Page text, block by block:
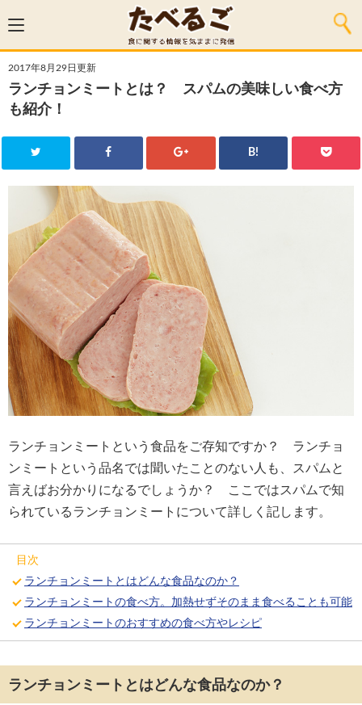
2017年8月29日更新
ランチョンミートとは？ スパムの美味しい食べ方
も紹介！
B!
ランチョンミートという食品をご存知ですか？ ランチョ
ンミートという品名では聞いたことのない人も、スパムと
言えばお分かりになるでしょうか？ ここではスパムで知
られているランチョンミートについて詳しく記します。
目次
ランチョンミートとはどんな食品なのか？
ランチョンミートの食べ方。加熱せずそのまま食べることも可能
ランチョンミートのおすすめの食べ方やレシピ
ランチョンミートとはどんな食品なのか？